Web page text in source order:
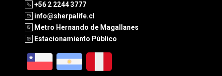
+56 2 2244 3777
info@sherpalife.cl
Metro Hernando de Magallanes
Estacionamiento Público